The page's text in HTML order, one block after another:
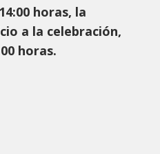
14:00 horas, la
a la celebración,
horas.